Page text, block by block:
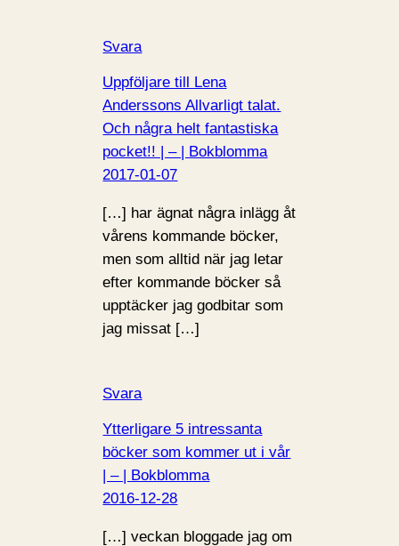
Svara
Uppföljare till Lena
Anderssons Allvarligt talat.
Och några helt fantastiska
pocket!! | – | Bokblomma
2017-01-07
[…] har ägnat några inlägg åt
vårens kommande böcker,
men som alltid när jag letar
efter kommande böcker så
upptäcker jag godbitar som
jag missat […]
Svara
Ytterligare 5 intressanta
böcker som kommer ut i vår
| – | Bokblomma
2016-12-28
[…] veckan bloggade jag om